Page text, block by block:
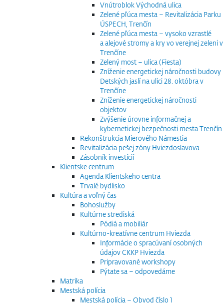
Vnútroblok Východná ulica
Zelené pľúca mesta – Revitalizácia Parku
ÚSPECH, Trenčín
Zelené pľúca mesta – vysoko vzrastlé
a alejové stromy a kry vo verejnej zeleni v
Trenčíne
Zelený most – ulica (Fiesta)
Zníženie energetickej náročnosti budovy
Detských jaslí na ulici 28. októbra v
Trenčíne
Zníženie energetickej náročnosti
objektov
Zvýšenie úrovne informačnej a
kybernetickej bezpečnosti mesta Trenčín
Rekonštrukcia Mierového Námestia
Revitalizácia pešej zóny Hviezdoslavova
Zásobník investícií
Klientske centrum
Agenda Klientskeho centra
Trvalé bydlisko
Kultúra a voľný čas
Bohoslužby
Kultúrne strediská
Pódiá a mobiliár
Kultúrno-kreatívne centrum Hviezda
Informácie o spracúvaní osobných
údajov CKKP Hviezda
Pripravované workshopy
Pýtate sa – odpovedáme
Matrika
Mestská polícia
Mestská polícia – Obvod číslo 1